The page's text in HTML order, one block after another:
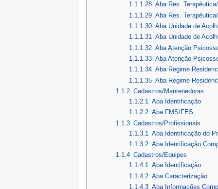
1.1.1.28 Aba Res.
1.1.1.29 Aba Res.
1.1.1.30 Aba Unidade de
1.1.1.31 Aba Unidade de
1.1.1.32 Aba Atenção
1.1.1.33 Aba Atenção
1.1.1.34 Aba Regime
1.1.1.35 Aba Regime
1.1.2 Cadastros/Mantenedoras
1.1.2.1
Aba Identificação
1.1.2.2 Aba FMS/FES
1.1.3 Cadastros/Profissionais
1.1.3.1 Aba Identificação do
1.1.3.2 Aba Identificação
1.1.4 Cadastros/Equipes
1.1.4.1 Aba Identificação
1.1.4.2 Aba Caracterização
1.1.4.3 Aba Informações